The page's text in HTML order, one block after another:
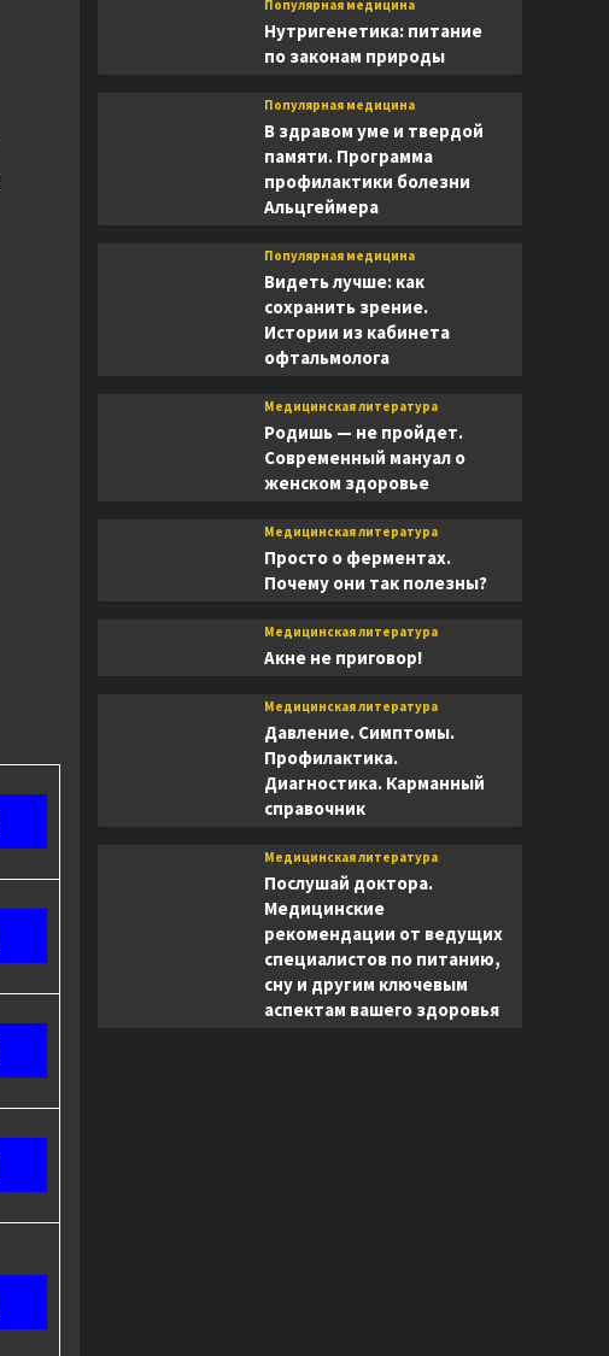
Популярная медицина
Нутригенетика: питание
по законам природы
Популярная медицина
В здравом уме и твердой
памяти. Программа
профилактики болезни
Альцгеймера
Популярная медицина
Видеть лучше: как
сохранить зрение.
Истории из кабинета
офтальмолога
Медицинская литература
Родишь — не пройдет.
Современный мануал о
женском здоровье
Медицинская литература
Просто о ферментах.
Почему они так полезны?
Медицинская литература
Акне не приговор!
Медицинская литература
Давление. Симптомы.
Профилактика.
Диагностика. Карманный
справочник
Медицинская литература
Послушай доктора.
Медицинские
рекомендации от ведущих
специалистов по питанию,
сну и другим ключевым
аспектам вашего здоровья